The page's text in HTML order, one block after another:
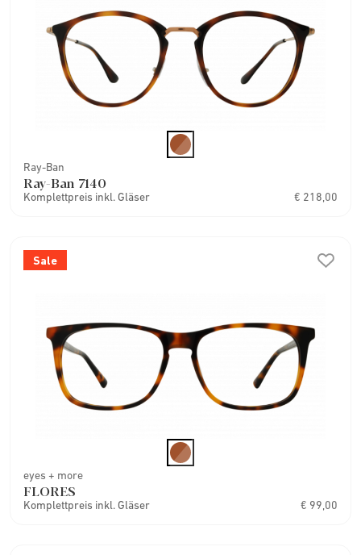
Ray-Ban
Ray-Ban 7140
Komplettpreis inkl. Gläser € 218,00
Sale
eyes + more
FLORES
Komplettpreis inkl. Gläser € 99,00